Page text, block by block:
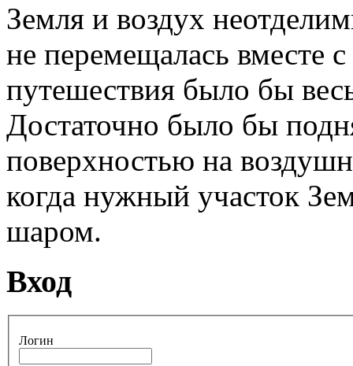
Земля и воздух
не перемещалась вместе
путешествия было бы
Достаточно было бы
поверхностью на
когда нужный участок
шаром.
Вход
Логин